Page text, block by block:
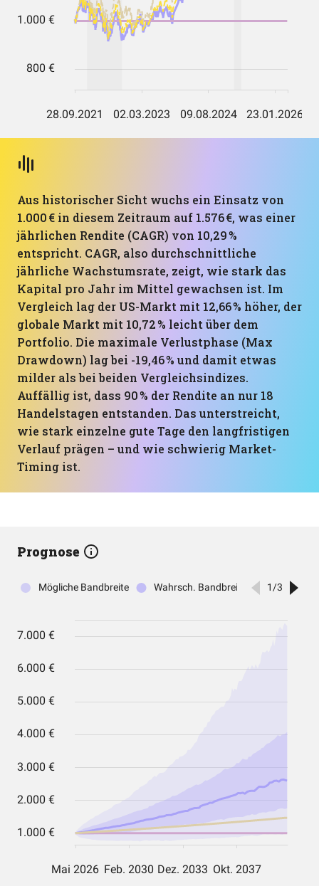
Aus historischer Sicht wuchs ein Einsatz von
1.000 € in diesem Zeitraum auf 1.576 €, was einer
jährlichen Rendite (CAGR) von 10,29 %
entspricht. CAGR, also durchschnittliche
jährliche Wachstumsrate, zeigt, wie stark das
Kapital pro Jahr im Mittel gewachsen ist. Im
Vergleich lag der US-Markt mit 12,66 % höher, der
globale Markt mit 10,72 % leicht über dem
Portfolio. Die maximale Verlustphase (Max
Drawdown) lag bei -19,46 % und damit etwas
milder als bei beiden Vergleichsindizes.
Auffällig ist, dass 90 % der Rendite an nur 18
Handelstagen entstanden. Das unterstreicht,
wie stark einzelne gute Tage den langfristigen
Verlauf prägen – und wie schwierig Market-
Timing ist.
Prognose